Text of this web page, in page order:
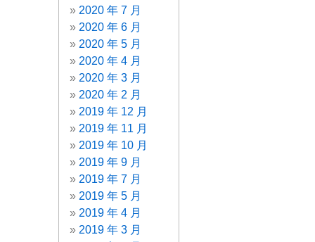
2020 年 7 月
2020 年 6 月
2020 年 5 月
2020 年 4 月
2020 年 3 月
2020 年 2 月
2019 年 12 月
2019 年 11 月
2019 年 10 月
2019 年 9 月
2019 年 7 月
2019 年 5 月
2019 年 4 月
2019 年 3 月